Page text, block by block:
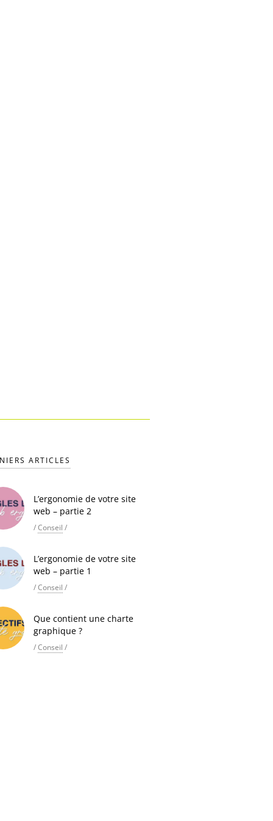
ARTICLES
L’ergonomie de votre site
web – partie 2
/Conseil /
L’ergonomie de votre site
web – partie 1
/Conseil /
Que contient une charte
graphique ?
/Conseil /